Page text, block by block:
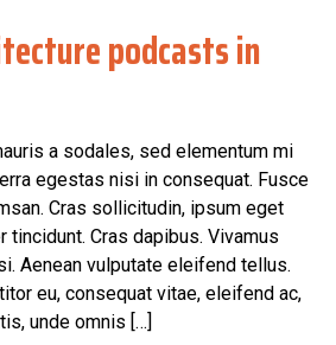
podcasts in
a sodales, sed elementum mi
egestas nisi in consequat. Fusce
Cras sollicitudin, ipsum eget
tincidunt. Cras dapibus. Vivamus
Aenean vulputate eleifend tellus.
eu, consequat vitae, eleifend ac,
unde omnis […]